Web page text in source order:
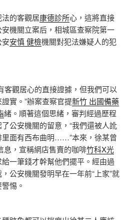
的客觀居康德診所心，這將直接
機關立案后，相城區查察院第一
安慎 健檢機關對犯法嫌疑人的犯
觀居心的直接證據，但我們可以
實。”辦案查察官提新竹 出國備藥
緒。順著這個思緒，審判經過歷程
公安機關的留意，“我們還被人訛
里面有西布曲明……”本來，徐某曾
息，宣稱網店售賣的咖啡竹科X光
一筆錢才幹幫他們擺平。經由過
公安機關發明早在一年前“上家”就
惕。